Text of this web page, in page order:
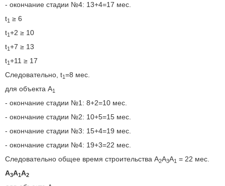
- окончание стадии №4: 13+4=17 мес.
t1 ≥ 6
t1+2 ≥ 10
t1+7 ≥ 13
t1+11 ≥ 17
Следовательно, t1=8 мес.
для объекта A1
- окончание стадии №1: 8+2=10 мес.
- окончание стадии №2: 10+5=15 мес.
- окончание стадии №3: 15+4=19 мес.
- окончание стадии №4: 19+3=22 мес.
Следовательно общее время строительства A2A3A1 = 22 мес.
A3A1A2